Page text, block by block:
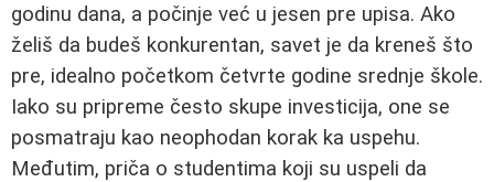
godinu dana, a počinje već u jesen pre upisa. Ako
želiš da budeš konkurentan, savet je da kreneš što
pre, idealno početkom četvrte godine srednje škole.
Iako su pripreme često skupe investicija, one se
posmatraju kao neophodan korak ka uspehu.
Međutim, priča o studentima koji su uspeli da